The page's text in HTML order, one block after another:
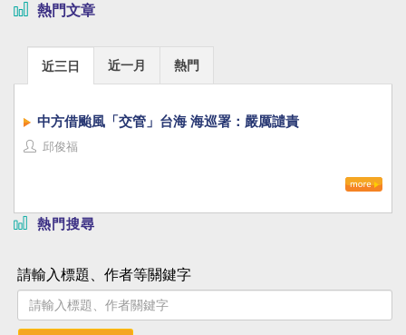
熱門文章
近三日 近一月 熱門
中方借颱風「交管」台海 海巡署：嚴厲譴責
邱俊福
熱門搜尋
請輸入標題、作者等關鍵字